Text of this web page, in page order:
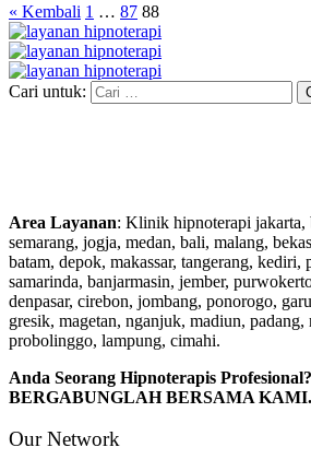
« Kembali 1 … 87 88
Cari untuk:
Area Layanan: Klinik hipnoterapi jakarta,
semarang, jogja, medan, bali, malang,
batam, depok, makassar, tangerang, kediri,
samarinda, banjarmasin, jember,
denpasar, cirebon, jombang, ponorogo,
gresik, magetan, nganjuk, madiun,
probolinggo, lampung, cimahi.
Anda Seorang Hipnoterapis Profesional?
BERGABUNGLAH BERSAMA KAMI.
Our Network